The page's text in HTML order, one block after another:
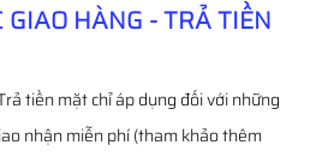
GIAO HÀNG - TRẢ TIỀN
tiền mặt chỉ áp dụng đối với những
nhận miễn phí (tham khảo thêm